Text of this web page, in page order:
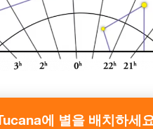
에 별을 배치하세